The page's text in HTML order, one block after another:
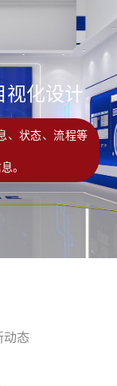
视化设计
、状态、流程等
。
动态